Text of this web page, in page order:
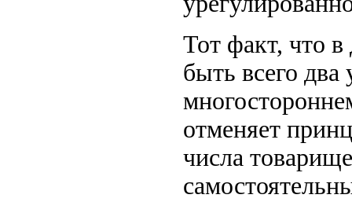
Тот факт, что
быть всего два
отменяет
числа